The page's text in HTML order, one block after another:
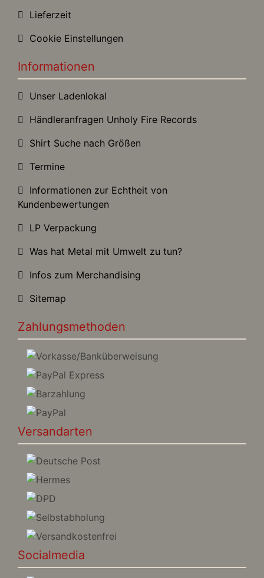
Lieferzeit
Cookie Einstellungen
Informationen
Unser Ladenlokal
Händleranfragen Unholy Fire Records
Shirt Suche nach Größen
Termine
Informationen zur Echtheit von
Kundenbewertungen
LP Verpackung
Was hat Metal mit Umwelt zu tun?
Infos zum Merchandising
Sitemap
Zahlungsmethoden
Versandarten
Socialmedia